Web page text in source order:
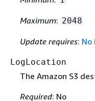
Maximum: 2048
Update requires: No
LogLocation
The Amazon S3
Required: No